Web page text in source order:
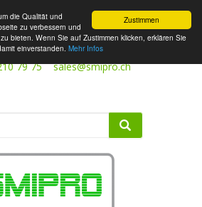
Zustimmen
die Qualität und
zu verbessern und
bieten. Wenn Sie auf Zustimmen klicken, erklären Sie
einverstanden. Mehr Infos
79 75 sales@smipro.ch